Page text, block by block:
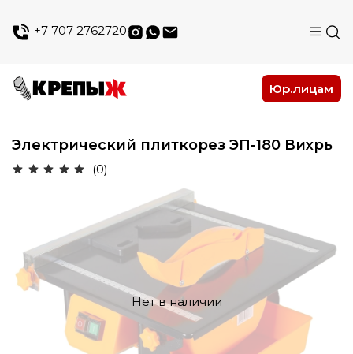
+7 707 2762720
Юр.лицам
Электрический плиткорез ЭП-180 Вихрь
(0)
Нет в наличии